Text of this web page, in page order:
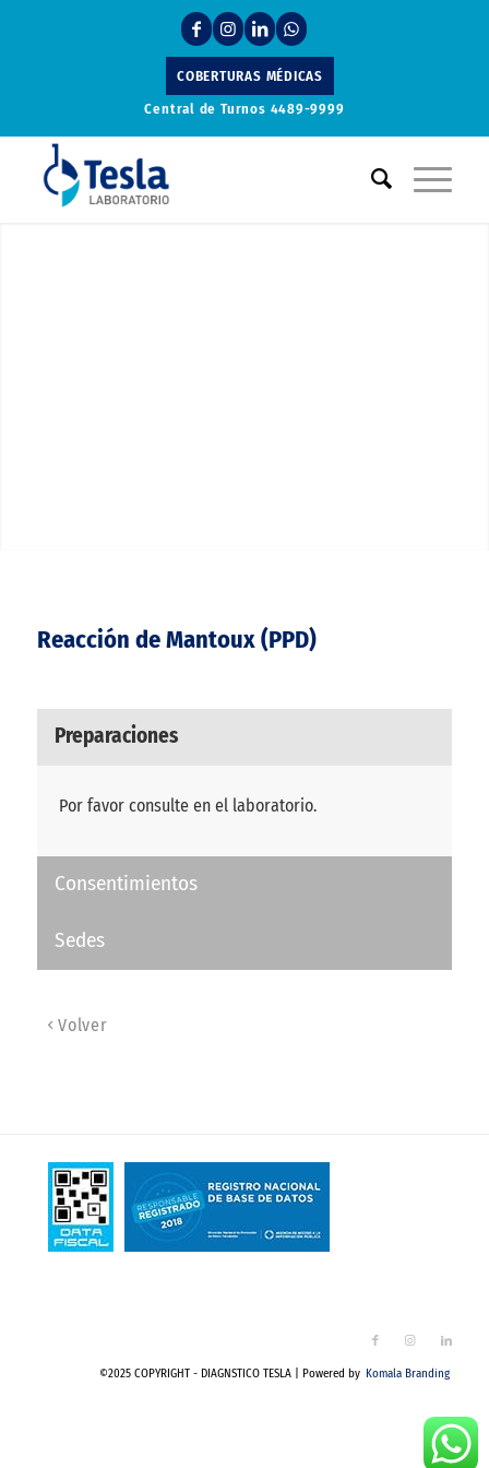
COBERTURAS MÉDICAS
Central de Turnos 4489-9999
Reacción de Mantoux (PPD)
Preparaciones
Por favor consulte en el laboratorio.
Consentimientos
Sedes
Volver
©2025 COPYRIGHT - DIAGNSTICO TESLA | Powered by Komala Branding